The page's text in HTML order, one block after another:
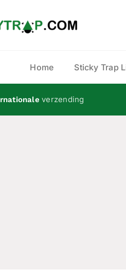
Home Sticky Trap
verzending